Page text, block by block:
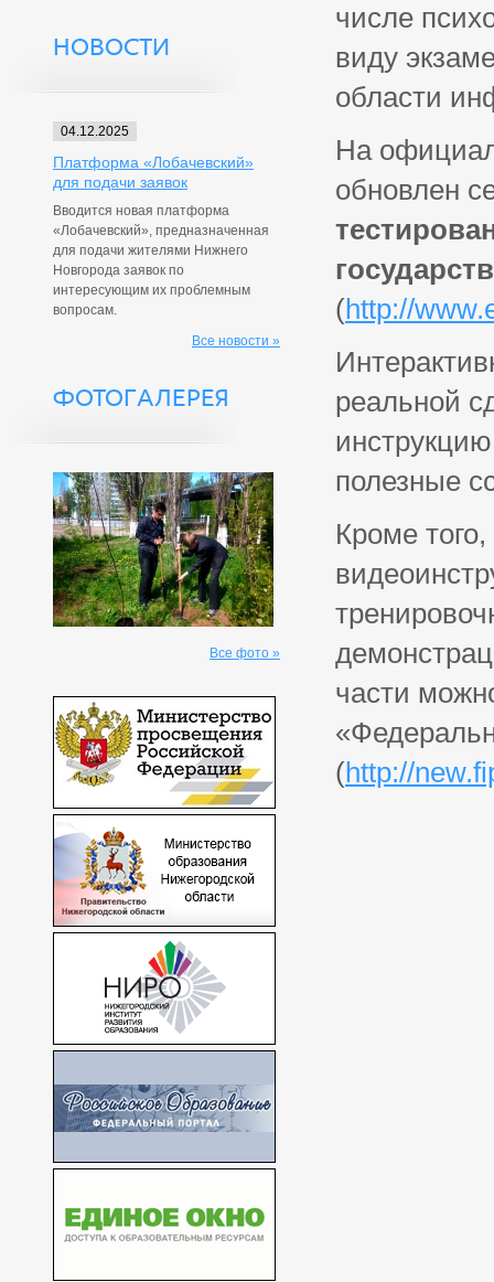
НОВОСТИ
04.12.2025
Платформа «Лобачевский»
для подачи заявок
Вводится новая платформа
«Лобачевский», предназначенная
для подачи жителями Нижнего
Новгорода заявок по
интересующим их проблемным
вопросам.
Все новости »
ФОТОГАЛЕРЕЯ
Все фото »
числе
виду
области
На
обновлен
(http://
реальной
полезные
Кроме
части
(http://